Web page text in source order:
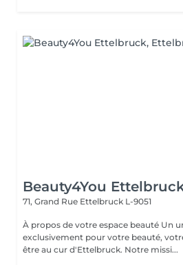
Beauty4You
71, Grand Rue Ettelbruck L-9051
À propos de votre espace beauté Un univers pensé
exclusivement pour votre beauté,
être au cur d'Ettelbruck. Notre missi...